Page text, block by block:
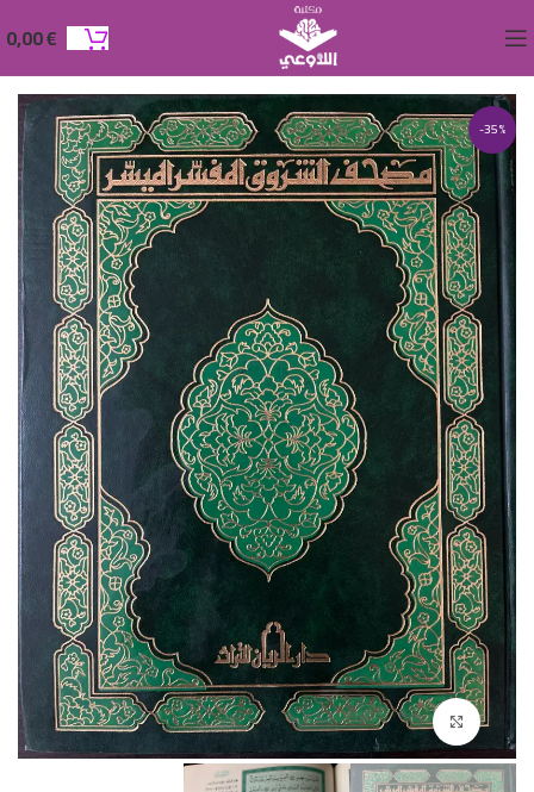
0,00€
-35%
Click to enlarge